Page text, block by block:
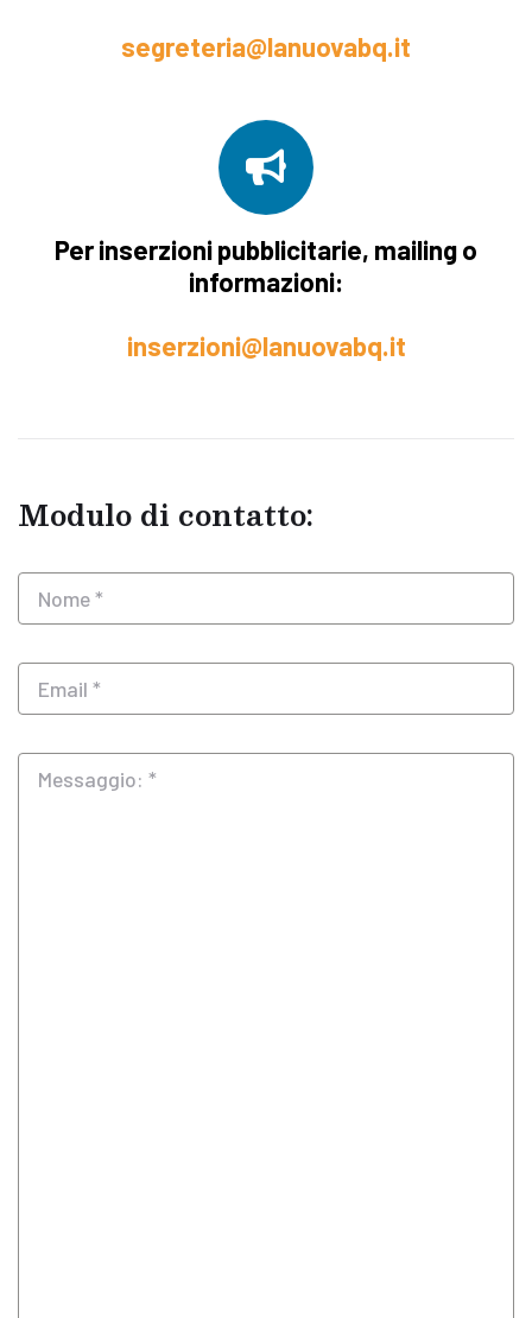
segreteria@lanuovabq.it
Per inserzioni pubblicitarie, mailing o
informazioni:
inserzioni@lanuovabq.it
Modulo di contatto: